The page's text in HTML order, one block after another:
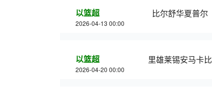
以篮超
2026-04-13 00:00
比尔舒华夏普尔
以篮超
2026-04-20 00:00
里雄莱锡安马卡比